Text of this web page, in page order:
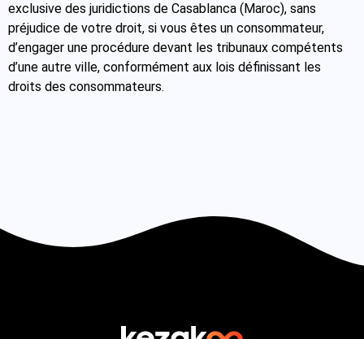
exclusive des juridictions de Casablanca (Maroc), sans
préjudice de votre droit, si vous êtes un consommateur,
d’engager une procédure devant les tribunaux compétents
d’une autre ville, conformément aux lois définissant les
droits des consommateurs.